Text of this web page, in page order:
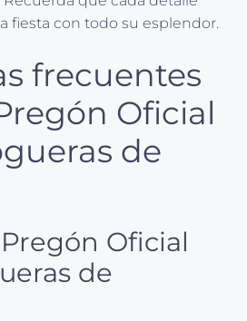
fiesta con todo su esplendor.
frecuentes
Oficial
de
Oficial
de